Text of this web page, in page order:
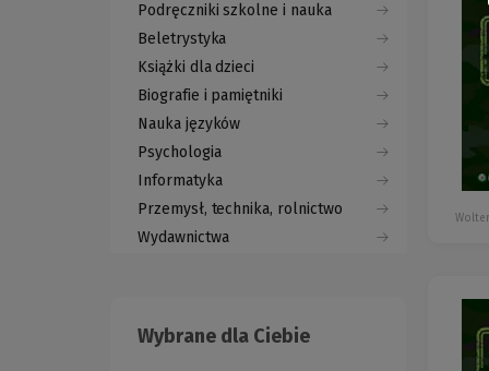
Podręczniki szkolne i nauka
Beletrystyka
Książki dla dzieci
Biografie i pamiętniki
Nauka języków
Psychologia
Informatyka
Przemysł, technika, rolnictwo
Wydawnictwa
Wybrane dla Ciebie